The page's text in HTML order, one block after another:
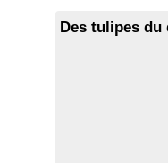
Des tulipes du